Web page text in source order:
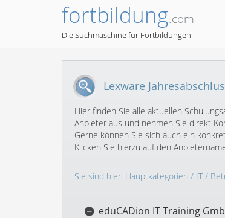
fortbildung.com
Die Suchmaschine für Fortbildungen
Lexware
Hier finden Sie alle aktuellen
Anbieter aus und nehmen Sie direkt
Gerne können Sie sich auch ein
Klicken Sie hierzu auf den
Sie sind hier: Hauptkategorien / IT/
eduCADion IT Training